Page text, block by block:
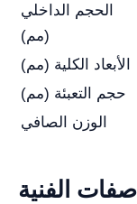
الحجم الداخلي
(مم)
الأبعاد الكلية (مم)
حجم التعبئة (مم)
الوزن الصافي
الفنية